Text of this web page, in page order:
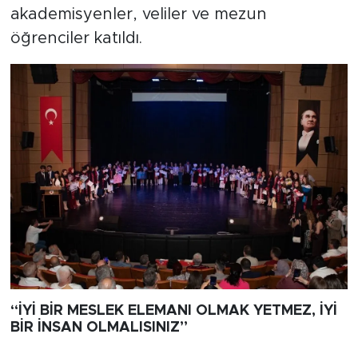
akademisyenler, veliler ve mezun
öğrenciler katıldı.
“İYİ BİR MESLEK ELEMANI OLMAK YETMEZ, İYİ
BİR İNSAN OLMALISINIZ”